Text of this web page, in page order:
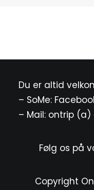
Du er altid
– SoMe:
– Mail: ontrip
Følg os på
Copyright